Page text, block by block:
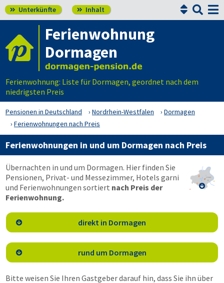
 Unterkünfte  Inhalt 

Ferienwohnung
Dormagen
Ferienwohnung: Liste für Dormagen, geordnet nach dem
niedrigsten Preis
Pensionen in Deutschland Nordrhein-Westfalen
Dormagen
Ferienwohnungen nach Preis
Ferienwohnungen in und um Dormagen nach Preis

Übernachten in und um Dormagen. Hier finden Sie
Pensionen, Privat- und Messezimmer, Hotels garni
und Ferienwohnungen sortiert nach Preis der
Ferienwohnung.
 direkt in Dormagen
 rund um Dormagen
Bitte weisen Sie Ihren Gastgeber darauf hin, dass Sie ihn über